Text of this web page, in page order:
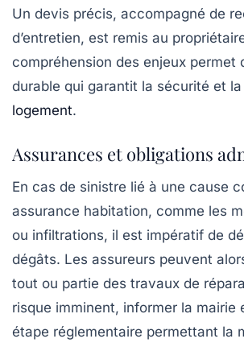
Un devis précis, accompagné de
d’entretien, est remis au
compréhension des enjeux permet
durable qui garantit la sécurité et
logement.
Assurances et obligations
En cas de sinistre lié à une cause
assurance habitation, comme les
ou infiltrations, il est impératif de
dégâts. Les assureurs peuvent
tout ou partie des travaux de
risque imminent, informer la mairie
étape réglementaire permettant la